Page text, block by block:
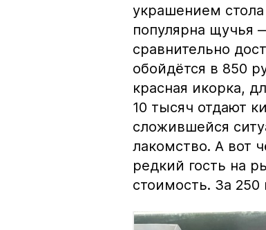
украшением
популярна щучья
сравнительно
обойдётся в 850
красная икорка,
10 тысяч отдают
сложившейся
лакомство. А вот
редкий гость на
стоимость. За 250